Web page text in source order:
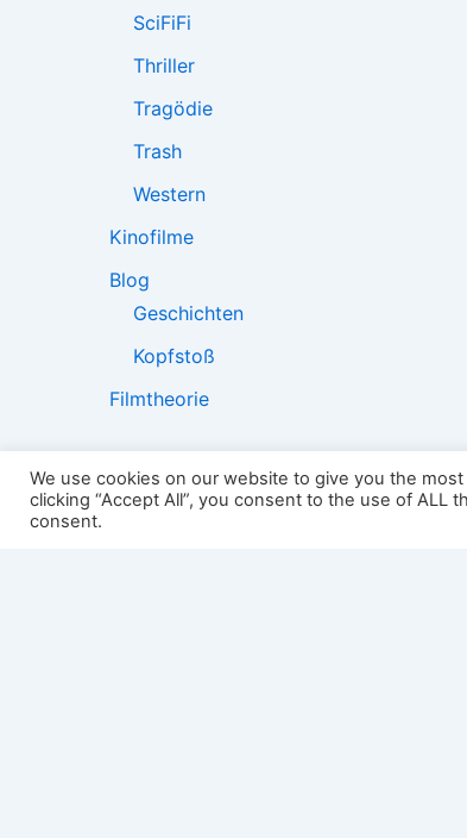
SciFiFi
Thriller
Tragödie
Trash
Western
Kinofilme
Blog
Geschichten
Kopfstoß
Filmtheorie
2501:
We use cookies on our website to give you the
clicking “Accept All”, you consent to the use of ALL
consent.